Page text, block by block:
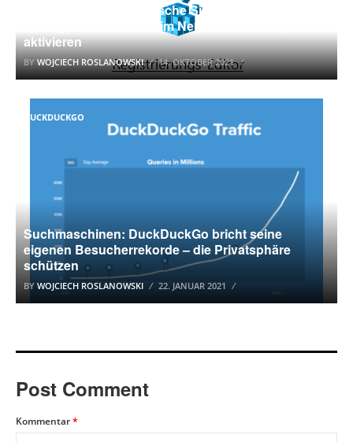
Windows 10: Automatische Sicherung der Registry
im RegBack-Ordner beim Neustart des Computers
aktivieren
BYWOJCIECH ROSLANOWSKI 14. OKTOBER 2021
DUCKDUCKGO
Suchmaschinen: DuckDuckGo bricht seine
eigenen Besucherrekorde – die Privatsphäre
schützen
BY WOJCIECH ROSLANOWSKI 22. JANUAR 2021
Post Comment
Kommentar*